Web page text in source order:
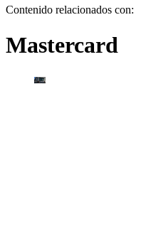
Contenido relacionados con:
Mastercard